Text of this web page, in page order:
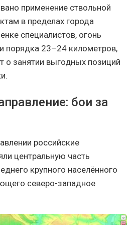
применение ствольной
в пределах города
специалистов, огонь
порядка 23–24 километров,
о занятии выгодных позиций
бои за
российские
центральную часть
крупного населённого
северо-западное